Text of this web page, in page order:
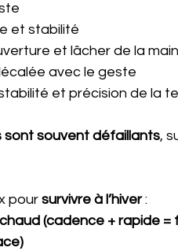
et stabilité
et lâcher de la main
avec le geste
et précision de la
sont souvent défaillants,
pour survivre à l’hiver :
(cadence + rapide =